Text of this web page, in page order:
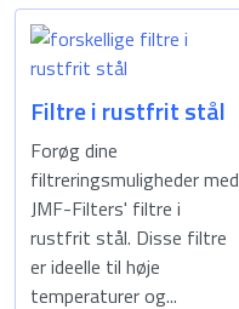
Filtre i rustfrit stål
Forøg dine
filtreringsmuligheder med
JMF-Filters' filtre i
rustfrit stål. Disse filtre
er ideelle til høje
temperaturer og...